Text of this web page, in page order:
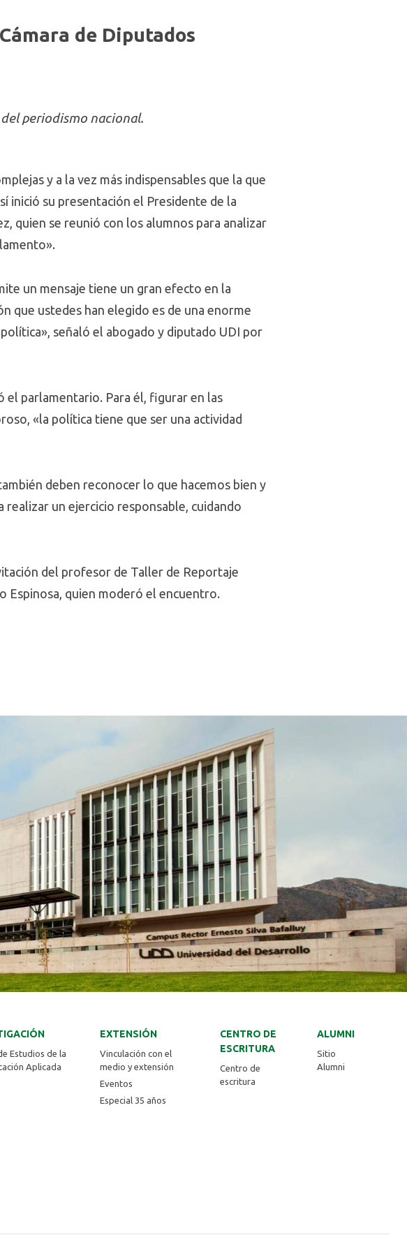
de Diputados
periodismo nacional.
y a la vez más indispensables que la que
inició su presentación el Presidente de la
quien se reunió con los alumnos para analizar
un mensaje tiene un gran efecto en la
que ustedes han elegido es de una enorme
señaló el abogado y diputado UDI por
parlamentario. Para él, figurar en las
«la política tiene que ser una actividad
deben reconocer lo que hacemos bien y
un ejercicio responsable, cuidando
del profesor de Taller de Reportaje
Espinosa, quien moderó el encuentro.
Estudios de la
Aplicada
EXTENSIÓN
Vinculación con el
medio y extensión
Eventos
Especial 35 años
CENTRO DE
ESCRITURA
Centro de
escritura
ALUMNI
Sitio
Alumni